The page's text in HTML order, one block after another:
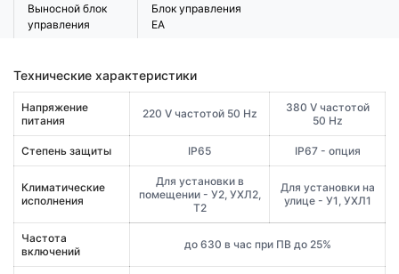
Выносной блок
управления
Блок управления
ЕА
Технические характеристики
Напряжение
питания
220 V частотой 50 Hz
380 V частотой
50 Hz
Степень защиты IP65 IP67 - опция
Климатические
исполнения
Для установки в
помещении - У2, УХЛ2,
Т2
Для установки на
улице - У1, УХЛ1
Частота
включений
до 630 в час при ПВ до 25%